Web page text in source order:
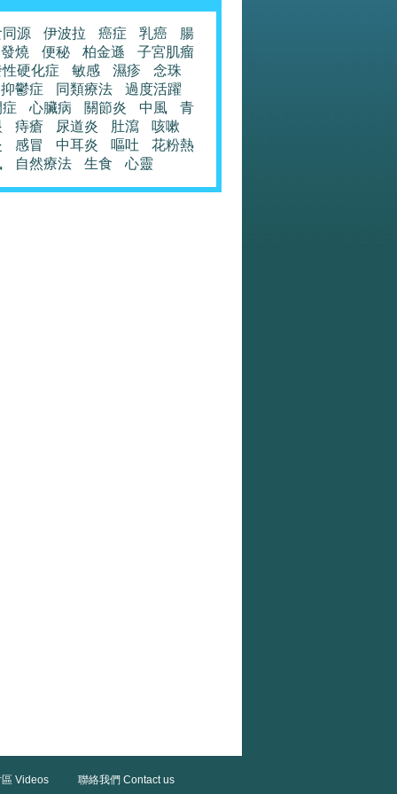
源 伊波拉 癌症 乳癌
腸
發燒
便秘 柏金遜
子宮肌瘤
硬化症
敏感 濕疹
念珠
抑鬱症
同類療法
過度活躍
心臟病 關節炎 中風
青
痔瘡 尿道炎 肚瀉
咳嗽
感冒 中耳炎 嘔吐
花粉熱
自然療法 生食 心靈
Videos 聯絡我們 Contact us